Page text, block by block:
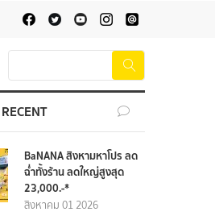
RECENT
BaNANA สิงหามหาโปร ลด
ฉ่ำทั้งร้าน ลดใหญ่สูงสุด
23,000.-*
สิงหาคม 01 2026